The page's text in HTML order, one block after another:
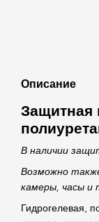
Описание
Защитная
В наличии
Возможно
камеры, часы и
Гидрогелевая,